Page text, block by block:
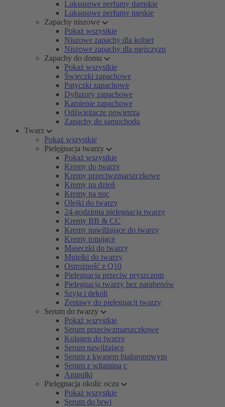
Luksusowe perfumy damskie
Luksusowe perfumy męskie
Zapachy niszowe
Pokaż wszystkie
Niszowe zapachy dla kobiet
Niszowe zapachy dla mężczyzn
Zapachy do domu
Pokaż wszystkie
Świeczki zapachowe
Patyczki zapachowe
Dyfuzory zapachowe
Kamienie zapachowe
Odświeżacze powietrza
Zapachy do samochodu
Twarz
Pokaż wszystkie
Pielęgnacja twarzy
Pokaż wszystkie
Kremy do twarzy
Kremy przeciwzmarszczkowe
Kremy na dzień
Kremy na noc
Olejki do twarzy
24-godzinna pielęgnacja twarzy
Kremy BB & CC
Kremy nawilżające do twarzy
Kremy tonujące
Maseczki do twarzy
Mgiełki do twarzy
Ostrożność z Q10
Pielęgnacja przeciw pryszczom
Pielęgnacja twarzy bez parabenów
Szyja i dekolt
Zestawy do pielęgnacji twarzy
Serum do twarzy
Pokaż wszystkie
Serum przeciwzmarszczkowe
Kolagen do twarzy
Serum nawilżające
Serum z kwasem hialuronowym
Serum z witaminą c
Ampułki
Pielęgnacja okolic oczu
Pokaż wszystkie
Serum do brwi